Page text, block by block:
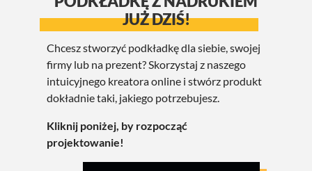
JUŻ DZIŚ!
Chcesz stworzyć podkładkę dla siebie, swojej
firmy lub na prezent? Skorzystaj z naszego
intuicyjnego kreatora online i stwórz produkt
dokładnie taki, jakiego potrzebujesz.
Kliknij poniżej, by rozpocząć
projektowanie!